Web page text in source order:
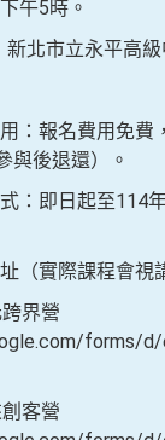
午5時。
北市立永平高級
名費用免費，
與後退還）。
日起至114年
際課程會視講
營
forms/
營